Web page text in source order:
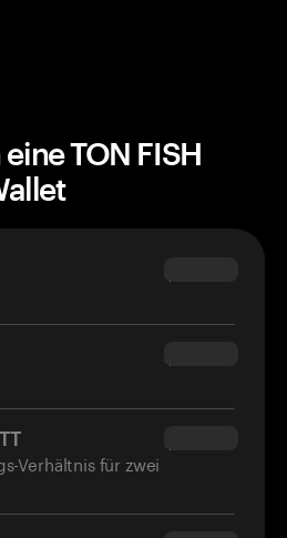
TON FISH
$69.90
$54.90
Verhältnis für zwei
$34.95